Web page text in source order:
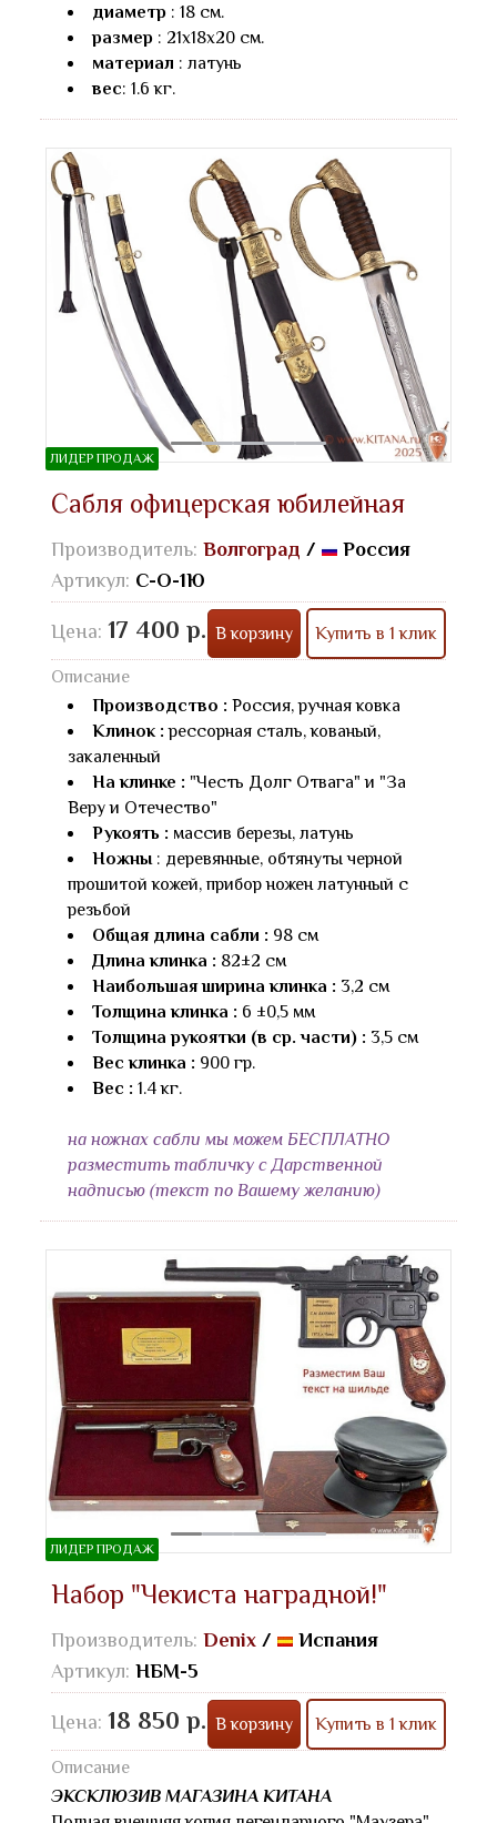
диаметр : 18 см.
размер : 21x18x20 см.
материал : латунь
вес: 1.6 кг.
ЛИДЕР ПРОДАЖ
Сабля офицерская юбилейная
Производитель: Волгоград /
Россия
Артикул: С-О-1Ю
Цена: 17 400 р. В корзину Купить в 1 клик
Описание
Производство : Россия, ручная ковка
Клинок : рессорная сталь, кованый,
закаленный
На клинке : "Честь Долг Отвага" и "За
Веру и Отечество"
Рукоять : массив березы, латунь
Ножны: деревянные, обтянуты черной
прошитой кожей, прибор ножен латунный с
резьбой
Общая длина сабли : 98 см
Длина клинка : 82±2 см
Наибольшая ширина клинка : 3,2 см
Толщина клинка : 6 ±0,5 мм
Толщина рукоятки (в ср. части) : 3,5 см
Вес клинка : 900 гр.
Вес : 1.4 кг.
на ножнах сабли мы можем БЕСПЛАТНО
разместить табличку с Дарственной
надписью (текст по Вашему желанию)
ЛИДЕР ПРОДАЖ
Набор "Чекиста наградной!"
Производитель: Denix /
Испания
Артикул: НБМ-5
Цена: 18 850 р. В корзину Купить в 1 клик
Описание
ЭКСКЛЮЗИВ МАГАЗИНА КИТАНА